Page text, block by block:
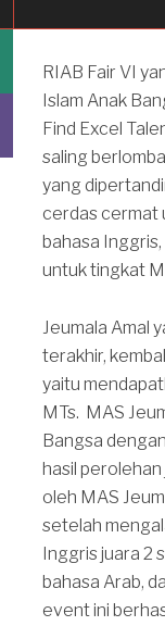
RIAB Fair VI
Islam Anak
Find Excel
saling
yang
cerdas cermat
bahasa
untuk tingkat
Jeumala Amal
terakhir,
yaitu
MTs. MAS
Bangsa
hasil
oleh MAS
setelah
Inggris juara 2
bahasa Arab,
event ini